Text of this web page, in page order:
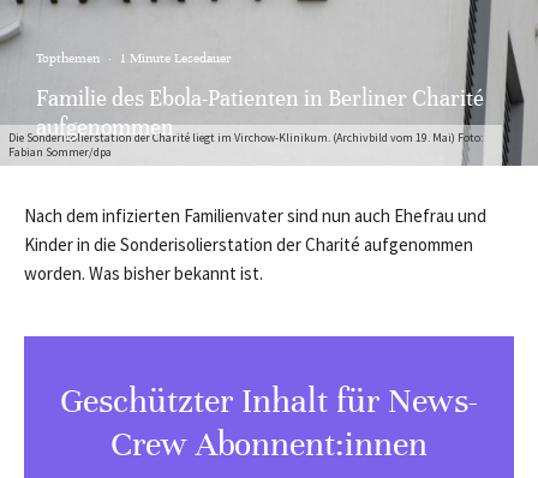
Die Sonderisolierstation der Charité liegt im Virchow-Klinikum. (Archivbild vom 19. Mai) Foto:
Fabian Sommer/dpa
Topthemen · 1 Minute Lesedauer
Familie des Ebola-Patienten in Berliner Charité
aufgenommen
Nach dem infizierten Familienvater sind nun auch Ehefrau und
Kinder in die Sonderisolierstation der Charité aufgenommen
worden. Was bisher bekannt ist.
Geschützter Inhalt für News-
Crew Abonnent:innen